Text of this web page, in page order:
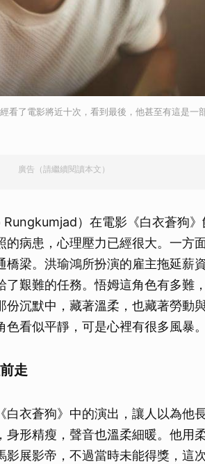
看了電影將近十次，看到最後，他甚至有這是一
廣告（請繼續閱讀本文）
）在電影《白衣蒼狗
病患，心理壓力已經很大。一方
橋梁。洪瑜鴻所扮演的雇主拖延薪
了艱難的任務。悟姆這角色有多難
沉默中，藏著溫柔，也藏著勞動
看似平靜，可是心裡有很多風暴。
走
衣蒼狗》中的演出，讓人以為他
形精瘦，聲音也溫柔細暖。他用
影展影帝，不過當時未能得獎，這